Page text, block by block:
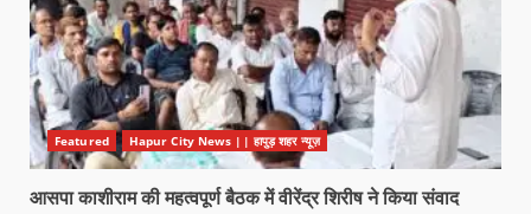
Featured Hapur City News || हापुड़ शहर न्यूज़
आसपा काशीराम की महत्वपूर्ण बैठक में वीरेंद्र शिरीष ने किया संवाद